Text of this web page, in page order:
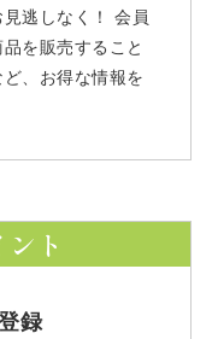
逃しなく！ 会員
を販売すること
、お得な情報を
ト
録